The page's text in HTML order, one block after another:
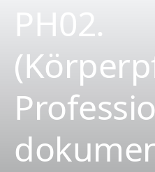
PH02.